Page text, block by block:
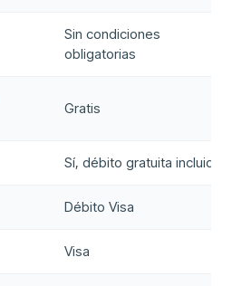
Sin condiciones
obligatorias
Gratis
Sí, débito gratuita incluida
Débito Visa
Visa